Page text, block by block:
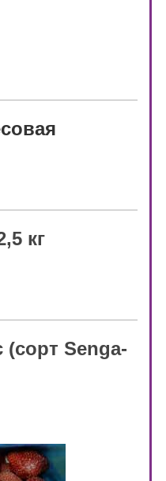
кг
(сорт Senga-